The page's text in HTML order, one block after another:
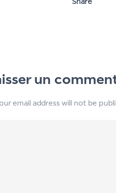
un
email address will not be